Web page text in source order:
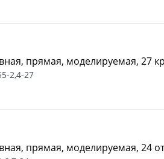
прямая, моделируемая, 27
2,4-27
прямая, моделируемая, 24